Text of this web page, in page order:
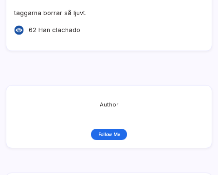
taggarna borrar så ljuvt.
62 Han clachado
Author
Follow Me